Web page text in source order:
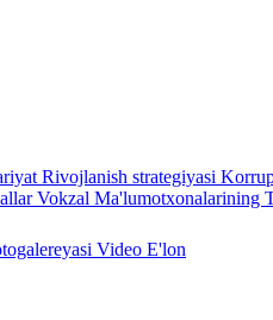
Rivojlanish strategiyasi
Vokzal Ma'lumotxonalarining
Video E'lon